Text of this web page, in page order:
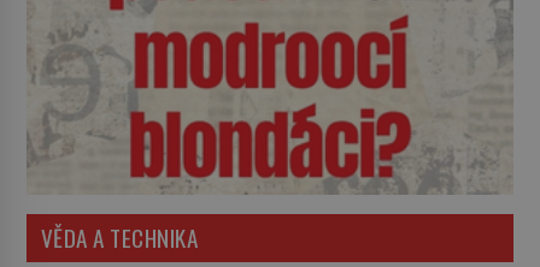
VĚDA A TECHNIKA